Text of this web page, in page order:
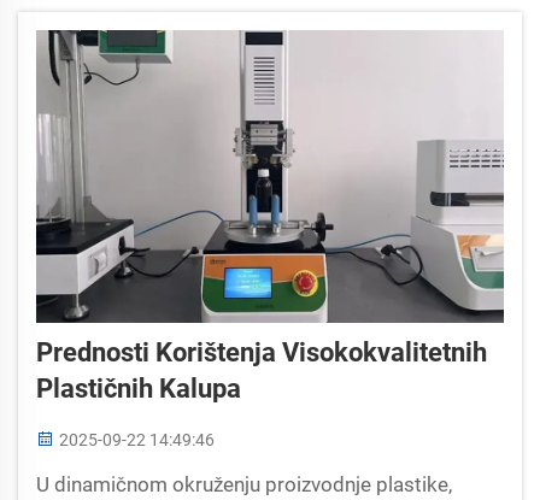
Prednosti Korištenja Visokokvalitetnih
Plastičnih Kalupa
2025-09-22 14:49:46
U dinamičnom okruženju proizvodnje plastike,